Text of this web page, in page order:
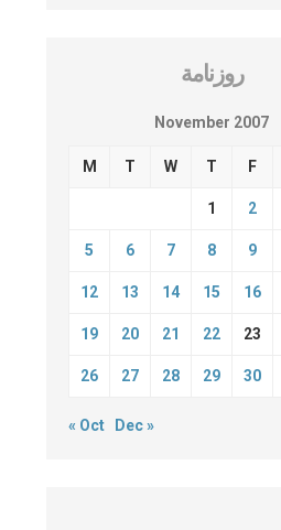
روزنامة
November 2007
M T W T F
1 2
5 6 7 8 9
12 13 14 15 16
19 20 21 22 23
26 27 28 29 30
« Oct Dec »